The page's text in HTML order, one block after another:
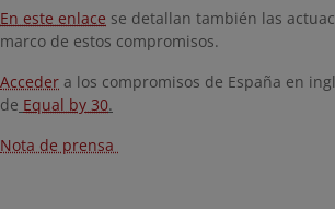
En este enlace se detallan también las
marco de estos compromisos.
Acceder a los compromisos de España en
de Equal by 30.
Nota de prensa